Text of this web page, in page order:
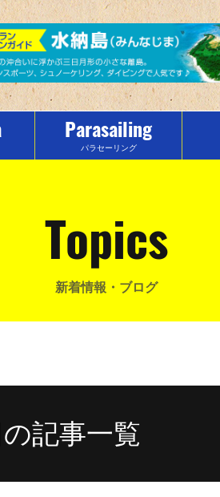
Parasailing
パラセーリング
Topics
新着情報・ブログ
記事一覧